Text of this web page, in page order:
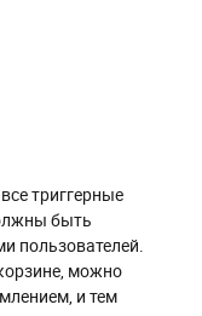
триггерные
быть
пользователей.
можно
и тем